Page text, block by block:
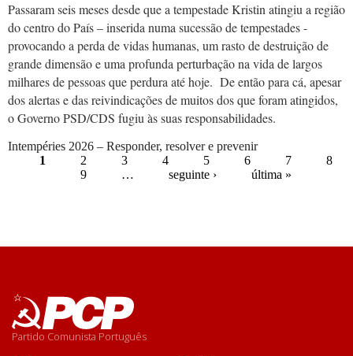
Passaram seis meses desde que a tempestade Kristin atingiu a região
do centro do País – inserida numa sucessão de tempestades -
provocando a perda de vidas humanas, um rasto de destruição de
grande dimensão e uma profunda perturbação na vida de largos
milhares de pessoas que perdura até hoje. De então para cá, apesar
dos alertas e das reivindicações de muitos dos que foram atingidos,
o Governo PSD/CDS fugiu às suas responsabilidades.
Intempéries 2026 – Responder, resolver e prevenir
1
2 3 4 5 6 7
8
9
… seguinte › última »
Partido Comunista Português